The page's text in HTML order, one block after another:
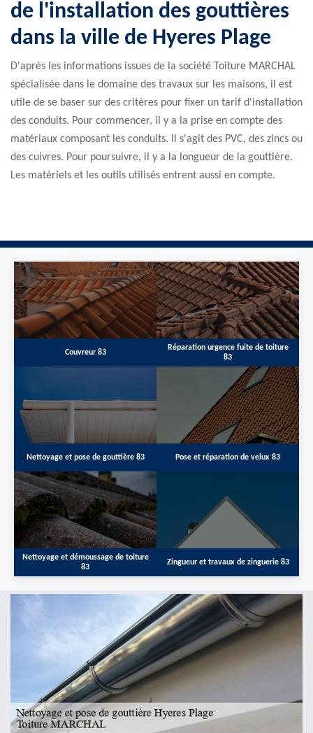
de l'installation des gouttières
dans la ville de Hyeres Plage
D'après les informations issues de la société Toiture MARCHAL
spécialisée dans le domaine des travaux sur les maisons, il est
utile de se baser sur des critères pour fixer un tarif d'installation
des conduits. Pour commencer, il y a la prise en compte des
matériaux composant les conduits. Il s'agit des PVC, des zincs ou
des cuivres. Pour poursuivre, il y a la longueur de la gouttière.
Les matériels et les outils utilisés entrent aussi en compte.
Couvreur 83
Réparation urgence fuite de toiture
83
Nettoyage et pose de gouttière 83 Pose et réparation de velux 83
Nettoyage et démoussage de toiture
83
Zingueur et travaux de zinguerie 83